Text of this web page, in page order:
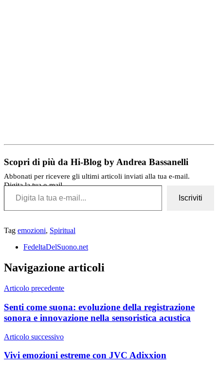
Scopri di più da Hi-Blog by Andrea Bassanelli
Abbonati per ricevere gli ultimi articoli inviati alla tua e-mail.
Digita la tua e-mail...
Iscriviti
Tag emozioni, Spiritual
FedeltaDelSuono.net
Navigazione articoli
Articolo precedente
Senti come suona: evoluzione della registrazione
sonora e innovazione nella sensoristica acustica
Articolo successivo
Vivi emozioni estreme con JVC Adixxion